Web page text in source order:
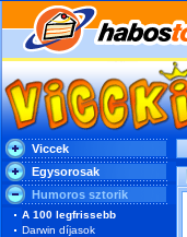
Viccek
Egysorosak
Humoros sztorik
A 100 legfrissebb
Darwin díjasok